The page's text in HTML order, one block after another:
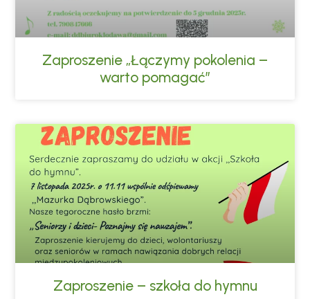
Zaproszenie „Łączymy pokolenia –
warto pomagać”
Zaproszenie – szkoła do hymnu